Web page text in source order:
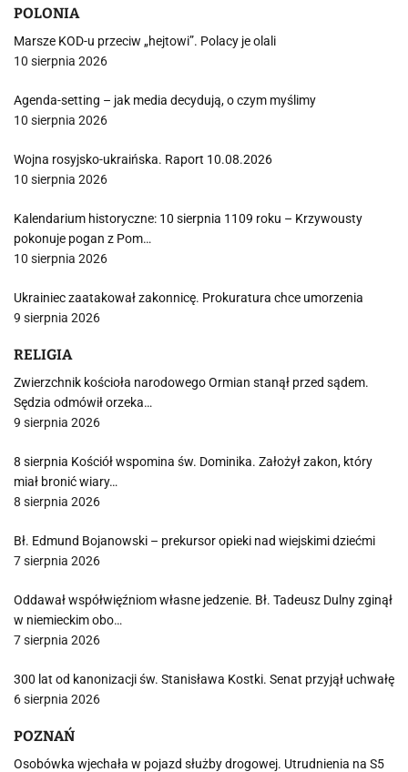
POLONIA
Marsze KOD-u przeciw „hejtowi”. Polacy je olali
10 sierpnia 2026
Agenda-setting – jak media decydują, o czym myślimy
10 sierpnia 2026
Wojna rosyjsko-ukraińska. Raport 10.08.2026
10 sierpnia 2026
Kalendarium historyczne: 10 sierpnia 1109 roku – Krzywousty
pokonuje pogan z Pom…
10 sierpnia 2026
Ukrainiec zaatakował zakonnicę. Prokuratura chce umorzenia
9 sierpnia 2026
RELIGIA
Zwierzchnik kościoła narodowego Ormian stanął przed sądem.
Sędzia odmówił orzeka…
9 sierpnia 2026
8 sierpnia Kościół wspomina św. Dominika. Założył zakon, który
miał bronić wiary…
8 sierpnia 2026
Bł. Edmund Bojanowski – prekursor opieki nad wiejskimi dziećmi
7 sierpnia 2026
Oddawał współwięźniom własne jedzenie. Bł. Tadeusz Dulny zginął
w niemieckim obo…
7 sierpnia 2026
300 lat od kanonizacji św. Stanisława Kostki. Senat przyjął uchwałę
6 sierpnia 2026
POZNAŃ
Osobówka wjechała w pojazd służby drogowej. Utrudnienia na S5